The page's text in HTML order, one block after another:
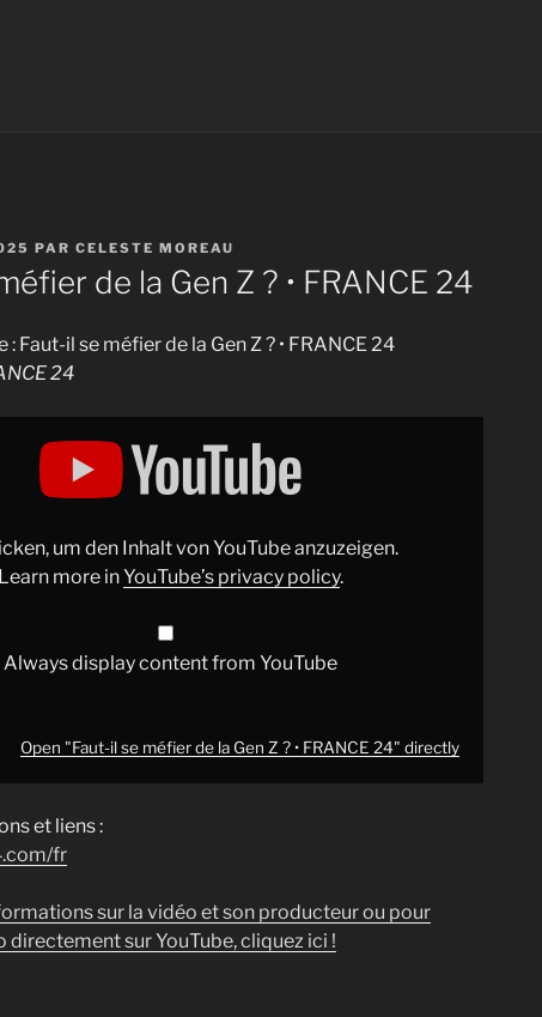
PAR CELESTE MOREAU
de la Gen Z ? • FRANCE 24
: Faut-il se méfier de la Gen Z ? • FRANCE 24
24
um den Inhalt von YouTube anzuzeigen.
Learn more inYouTube’s privacy policy.
Always display content from YouTube
Open "Faut-il se méfier de la Gen Z ? • FRANCE 24" directly
et liens :
fr
sur la vidéo et son producteur ou pour
directement sur YouTube, cliquez ici !